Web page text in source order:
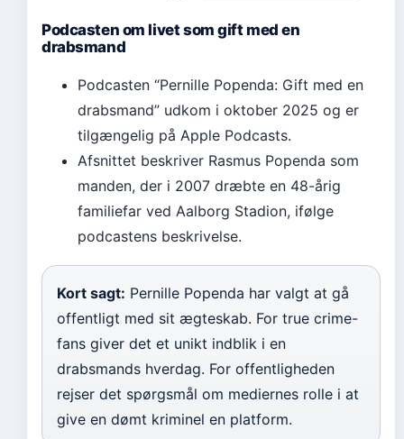
Podcasten om livet som gift med en
drabsmand
Podcasten “Pernille Popenda: Gift med en
drabsmand” udkom i oktober 2025 og er
tilgængelig på Apple Podcasts.
Afsnittet beskriver Rasmus Popenda som
manden, der i 2007 dræbte en 48-årig
familiefar ved Aalborg Stadion, ifølge
podcastens beskrivelse.
Kort sagt: Pernille Popenda har valgt at gå
offentligt med sit ægteskab. For true crime-
fans giver det et unikt indblik i en
drabsmands hverdag. For offentligheden
rejser det spørgsmål om mediernes rolle i at
give en dømt kriminel en platform.